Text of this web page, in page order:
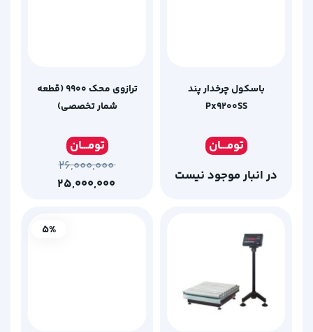
باسکول چرخدار پند
Px9200SS
تومـــان
در انبار موجود نیست
ترازوی محک 9900 (قطعه
شمار تخصصی)
تومـــان
۲۶,۰۰۰,۰۰۰
5%